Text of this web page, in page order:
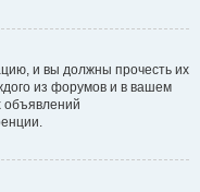
и вы должны прочесть их
из форумов и в вашем
объявлений